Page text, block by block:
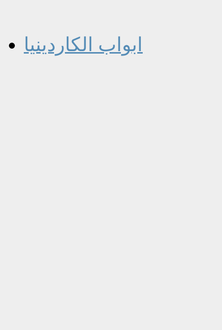
ابواب الكاردينيا